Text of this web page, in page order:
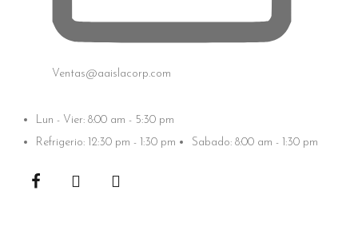
Ventas@aaislacorp.com
Lun - Vier: 8:00 am - 5:30 pm
Refrigerio: 12:30 pm - 1:30 pm
Sabado: 8:00 am - 1:30 pm